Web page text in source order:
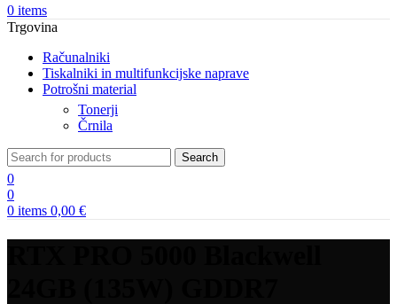
0 items
Trgovina
Računalniki
Tiskalniki in multifunkcijske naprave
Potrošni material
Tonerji
Črnila
Search
0
0
0 items 0,00 €